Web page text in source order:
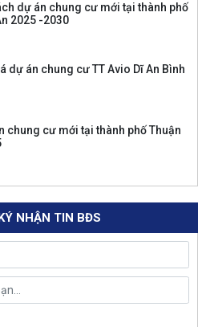
dự án chung cư mới tại thành phố
2025 -2030
dự án chung cư TT Avio Dĩ An Bình
chung cư mới tại thành phố Thuận
NHẬN TIN BĐS